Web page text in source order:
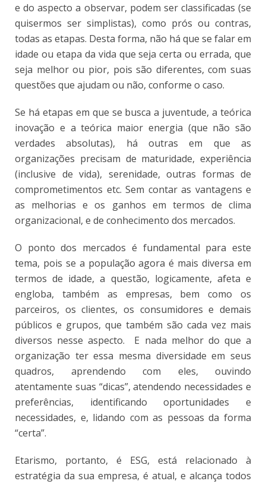
e do aspecto a observar, podem ser classificadas (se
quisermos ser simplistas), como prós ou contras,
todas as etapas. Desta forma, não há que se falar em
idade ou etapa da vida que seja certa ou errada, que
seja melhor ou pior, pois são diferentes, com suas
questões que ajudam ou não, conforme o caso.
Se há etapas em que se busca a juventude, a teórica
inovação e a teórica maior energia (que não são
verdades absolutas), há outras em que as
organizações precisam de maturidade, experiência
(inclusive de vida), serenidade, outras formas de
comprometimentos etc. Sem contar as vantagens e
as melhorias e os ganhos em termos de clima
organizacional, e de conhecimento dos mercados.
O ponto dos mercados é fundamental para este
tema, pois se a população agora é mais diversa em
termos de idade, a questão, logicamente, afeta e
engloba, também as empresas, bem como os
parceiros, os clientes, os consumidores e demais
públicos e grupos, que também são cada vez mais
diversos nesse aspecto. E nada melhor do que a
organização ter essa mesma diversidade em seus
quadros, aprendendo com eles, ouvindo
atentamente suas “dicas”, atendendo necessidades e
preferências, identificando oportunidades e
necessidades, e, lidando com as pessoas da forma
“certa”.
Etarismo, portanto, é ESG, está relacionado à
estratégia da sua empresa, é atual, e alcança todos